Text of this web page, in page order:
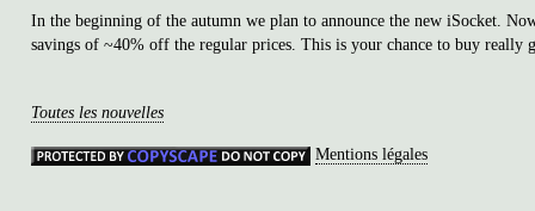
In the beginning of the autumn we plan to announce the new iSocket.
savings of ~40% off the regular prices. This is your chance to buy really
Toutes les nouvelles
Mentions légales